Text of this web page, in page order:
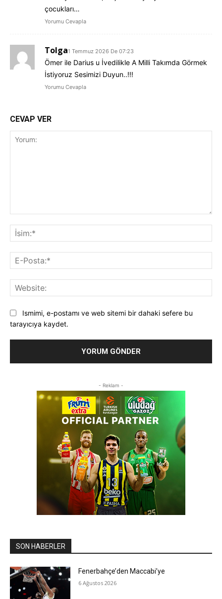
çocukları…
Yorumu Cevapla
Tolga1 Temmuz 2026 De 07:23
Ömer ile Darius u İvedilikle A Milli Takımda Görmek
İstiyoruz Sesimizi Duyun..!!!
Yorumu Cevapla
CEVAP VER
Ismimi, e-postamı ve web sitemi bir dahaki sefere bu
tarayıcıya kaydet.
- Reklam -
SON HABERLER
Fenerbahçe’den Maccabi’ye
6 Ağustos 2026